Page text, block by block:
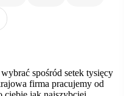
spośród setek tysięcy
firma pracujemy od